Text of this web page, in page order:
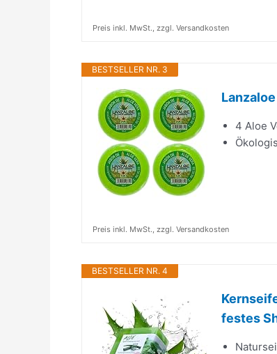
Preis inkl. MwSt., zzgl. Versandkosten
BESTSELLER NR. 3
4 Aloe
Preis inkl. MwSt., zzgl. Versandkosten
BESTSELLER NR. 4
festes